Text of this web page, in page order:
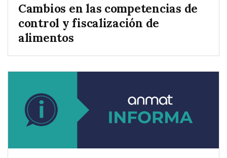
Cambios en las competencias de
control y fiscalización de
alimentos